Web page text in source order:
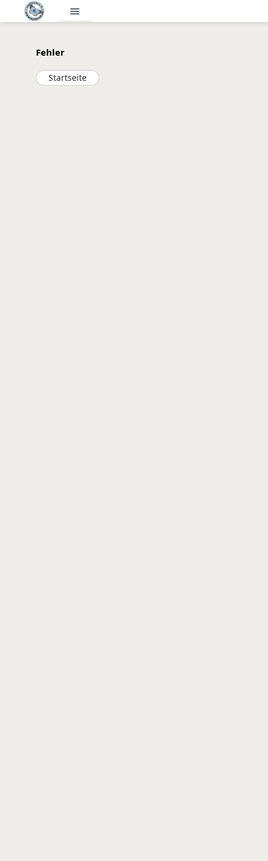
menu
Fehler
Startseite